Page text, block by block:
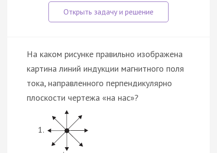
На каком рисунке правильно изображена
картина линий индукции магнитного поля
тока, направленного перпендикулярно
плоскости чертежа «на нас»?